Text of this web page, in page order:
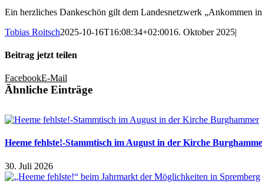
Ein herzliches Dankeschön gilt dem Landesnetzwerk „Ankommen
Tobias Roitsch2025-10-16T16:08:34+02:0016. Oktober 2025|
Beitrag jetzt teilen
FacebookE-Mail
Ähnliche Einträge
Heeme fehlste!-Stammtisch im August in der Kirche
30. Juli 2026